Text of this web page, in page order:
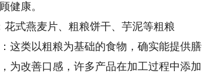
健康。
式燕麦片、粗粮饼干、芋泥等粗粮
类以粗粮为基础的食物，确实能提供膳
为改善口感，许多产品在加工过程中添